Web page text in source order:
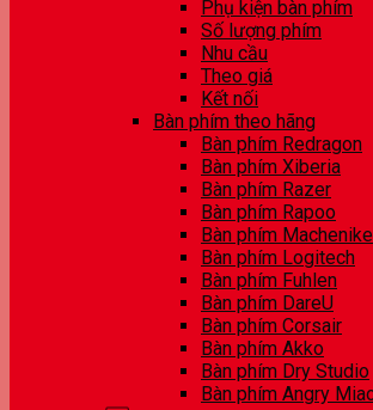
Phụ kiện bàn phím
Số lượng phím
Nhu cầu
Theo giá
Kết nối
Bàn phím theo hãng
Bàn phím Redragon
Bàn phím Xiberia
Bàn phím Razer
Bàn phím Rapoo
Bàn phím Machenike
Bàn phím Logitech
Bàn phím Fuhlen
Bàn phím DareU
Bàn phím Corsair
Bàn phím Akko
Bàn phím Dry Studio
Bàn phím Angry